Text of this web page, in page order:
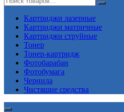
Картриджи лазерные
Картриджи матричные
Картриджи струйные
Тонер
Тонер-картридж
Фотобарабан
Фотобумага
Чернила
Чистящие средства